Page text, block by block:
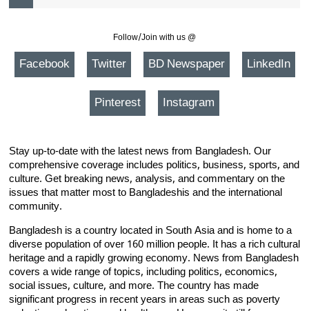
Follow/Join with us @
Facebook Twitter BD Newspaper LinkedIn
Pinterest Instagram
Stay up-to-date with the latest news from Bangladesh. Our
comprehensive coverage includes politics, business, sports, and
culture. Get breaking news, analysis, and commentary on the
issues that matter most to Bangladeshis and the international
community.
Bangladesh is a country located in South Asia and is home to a
diverse population of over 160 million people. It has a rich cultural
heritage and a rapidly growing economy. News from Bangladesh
covers a wide range of topics, including politics, economics,
social issues, culture, and more. The country has made
significant progress in recent years in areas such as poverty